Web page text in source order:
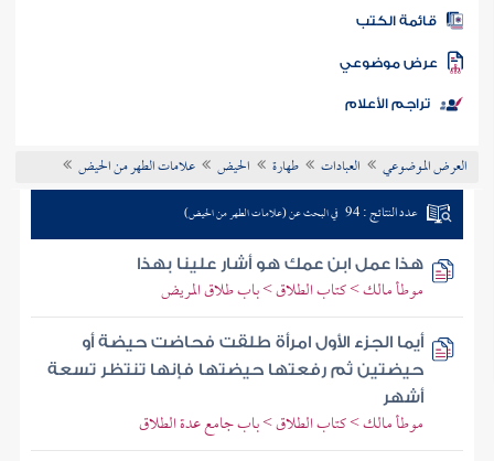
المكتبة
الكتب
موضوعي
تراجم الأعلام
العرض الموضوعي العبادات طهارة الحيض علامات الطهر من الحيض
عدد النتائج : 94 في البحث عن (علامات الطهر من الحيض)
هذا عمل ابن عمك هو أشار علينا بهذا
موطأ مالك > كتاب الطلاق > باب طلاق المريض
أيما الجزء الأول امرأة طلقت فحاضت حيضة أو
حيضتين ثم رفعتها حيضتها فإنها تنتظر تسعة
أشهر
موطأ مالك > كتاب الطلاق > باب جامع عدة الطلاق